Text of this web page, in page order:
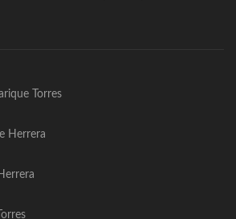
Torres
Herrera